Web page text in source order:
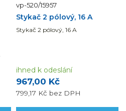
vp-520/15957
Stykač 2 pólový, 16 A
Stykač 2 pólový, 16 A
967,00 Kč
799,17 Kč bez DPH
ihned k odeslání